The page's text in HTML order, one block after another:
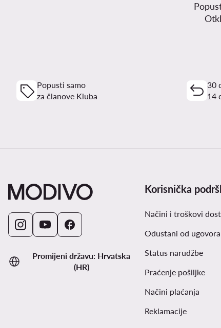
Popusti samo
za članove Kluba
30
14
Promijeni državu: Hrvatska
(HR)
Korisnička
Načini i troškovi
Odustani od
Status narudžbe
Praćenje pošiljke
Načini plaćanja
Reklamacije